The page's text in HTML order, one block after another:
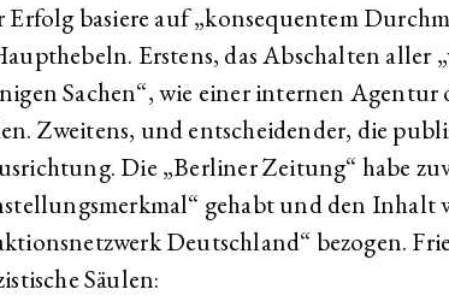
Erfolg basiere auf „konsequentem
Erstens, das Abschalten aller
Sachen“, wie einer internen Agentur
Zweitens, und entscheidender, die
Die „Berliner Zeitung“ habe
gehabt und den Inhalt
Deutschland“ bezogen.
Säulen: